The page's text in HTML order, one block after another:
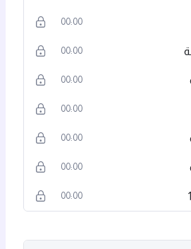
00:00
00:00
00:00
00:00
00:00
00:00
00:00